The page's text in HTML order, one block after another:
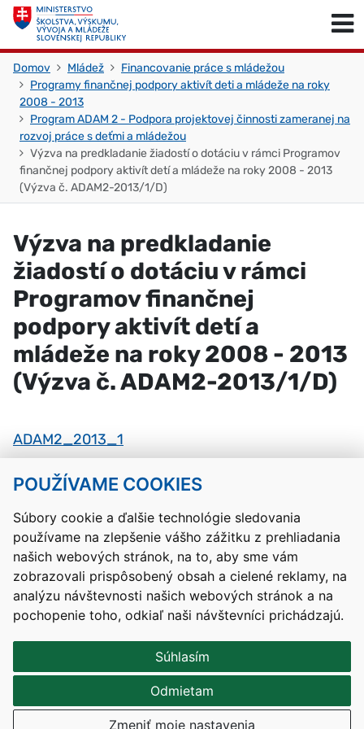
POUŽÍVAME COOKIES
Súbory cookie a ďalšie technológie sledovania
používame na zlepšenie vášho zážitku z prehliadania
našich webových stránok, na to, aby sme vám
zobrazovali prispôsobený obsah a cielené reklamy, na
analýzu návštevnosti našich webových stránok a na
pochopenie toho, odkiaľ naši návštevníci prichádzajú.
Súhlasím
Odmietam
Zmeniť moje nastavenia
Skočiť na obsah
Domov Mládež
Financovanie práce s mládežou
Programy finančnej podpory aktivít deti a mládeže na roky
2008 - 2013
Program ADAM 2 - Podpora projektovej činnosti zameranej na
rozvoj práce s deťmi a mládežou
Výzva na predkladanie žiadostí o dotáciu v rámci Programov
finančnej podpory aktivít detí a mládeže na roky 2008 - 2013
(Výzva č. ADAM2-2013/1/D)
Výzva na predkladanie
žiadostí o dotáciu v rámci
Programov finančnej
podpory aktivít detí a
mládeže na roky 2008 - 2013
(Výzva č. ADAM2-2013/1/D)
ADAM2_2013_1
Skočiť na začiatok stránky
Kontakty Mapa stránky RSS
Vyhlásenie o prístupnosti
Nastavenia cookies
Prevádzkovateľom služby je Ministerstvo školstva, výskumu,
vývoja a mládeže Slovenskej republiky.